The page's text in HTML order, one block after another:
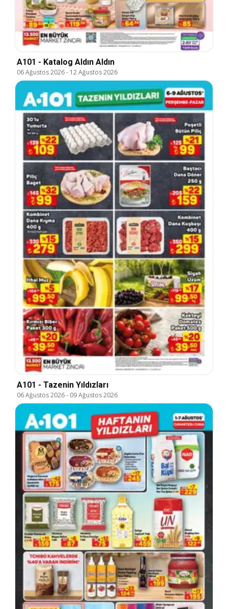
A101 - Katalog Aldın Aldın
06 Ağustos 2026- 12 Ağustos 2026
A101 - Tazenin Yıldızları
06 Ağustos 2026- 09 Ağustos 2026